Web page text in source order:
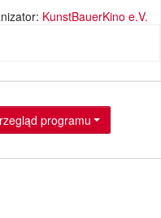
KunstBauerKino e.V.
programu